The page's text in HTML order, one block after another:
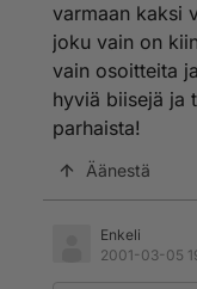
varmaan kaksi
joku vain on
vain osoitteita
hyviä biisejä ja
parhaista!
Äänestä
Enkeli
2001-03-05